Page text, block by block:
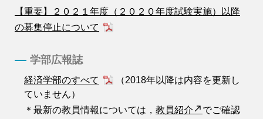
【重要】２０２１年度（２０２０年度試験実施）以降
の募集停止について
学部広報誌
経済学部のすべて
（2018年以降は内容を更新し
ていません）
＊最新の教員情報については， 教員紹介
でご確認